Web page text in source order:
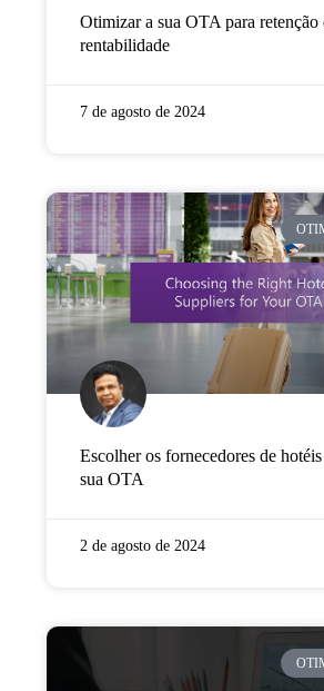
Otimizar a sua OTA para retenção
rentabilidade
7 de agosto de 2024
Escolher os fornecedores de
sua OTA
2 de agosto de 2024